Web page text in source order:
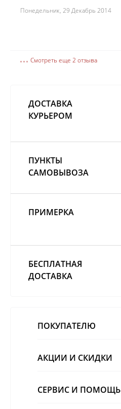
Понедельник, 29 Декабрь 2014
Смотреть еще 2 отзыва
ДОСТАВКА
КУРЬЕРОМ
ПУНКТЫ
САМОВЫВОЗА
ПРИМЕРКА
БЕСПЛАТНАЯ
ДОСТАВКА
ПОКУПАТЕЛЮ
АКЦИИ И СКИДКИ
СЕРВИС И ПОМОЩЬ